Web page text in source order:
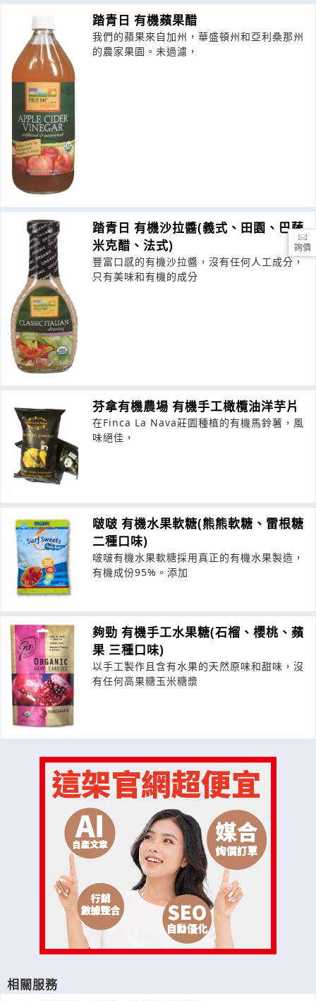
踏青日 有機蘋果醋
我們的蘋果來自加州，華盛頓州和亞利桑那州
的農家果園。未過濾，
踏青日 有機沙拉醬(義式、田園、巴薩
米克醋、法式)
豐富口感的有機沙拉醬，沒有任何人工成分，
只有美味和有機的成分
芬拿有機農場 有機手工橄欖油洋芋片
在Finca La Nava莊園種植的有機馬鈴薯，風
味絕佳，
啵啵 有機水果軟糖(熊熊軟糖、雷根糖
二種口味)
啵啵有機水果軟糖採用真正的有機水果製造，
有機成份95%。添加
夠勁 有機手工水果糖(石榴、櫻桃、蘋
果 三種口味)
以手工製作且含有水果的天然原味和甜味，沒
有任何高果糖玉米糖漿
相關服務
詢價